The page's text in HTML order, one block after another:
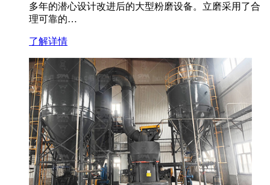
多年的潜心设计改进后的大型粉磨设备。立磨采用了合
理可靠的…
了解详情